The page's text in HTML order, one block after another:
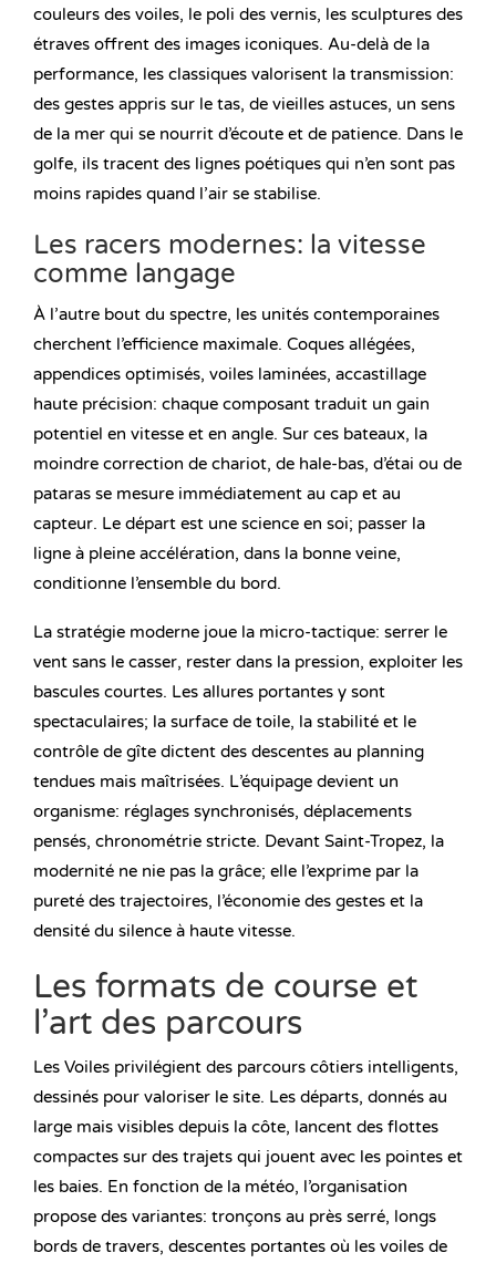
couleurs des voiles, le poli des vernis, les sculptures des
étraves offrent des images iconiques. Au-delà de la
performance, les classiques valorisent la transmission:
des gestes appris sur le tas, de vieilles astuces, un sens
de la mer qui se nourrit d’écoute et de patience. Dans le
golfe, ils tracent des lignes poétiques qui n’en sont pas
moins rapides quand l’air se stabilise.
Les racers modernes: la vitesse
comme langage
À l’autre bout du spectre, les unités contemporaines
cherchent l’efficience maximale. Coques allégées,
appendices optimisés, voiles laminées, accastillage
haute précision: chaque composant traduit un gain
potentiel en vitesse et en angle. Sur ces bateaux, la
moindre correction de chariot, de hale-bas, d’étai ou de
pataras se mesure immédiatement au cap et au
capteur. Le départ est une science en soi; passer la
ligne à pleine accélération, dans la bonne veine,
conditionne l’ensemble du bord.
La stratégie moderne joue la micro-tactique: serrer le
vent sans le casser, rester dans la pression, exploiter les
bascules courtes. Les allures portantes y sont
spectaculaires; la surface de toile, la stabilité et le
contrôle de gîte dictent des descentes au planning
tendues mais maîtrisées. L’équipage devient un
organisme: réglages synchronisés, déplacements
pensés, chronométrie stricte. Devant Saint-Tropez, la
modernité ne nie pas la grâce; elle l’exprime par la
pureté des trajectoires, l’économie des gestes et la
densité du silence à haute vitesse.
Les formats de course et
l’art des parcours
Les Voiles privilégient des parcours côtiers intelligents,
dessinés pour valoriser le site. Les départs, donnés au
large mais visibles depuis la côte, lancent des flottes
compactes sur des trajets qui jouent avec les pointes et
les baies. En fonction de la météo, l’organisation
propose des variantes: tronçons au près serré, longs
bords de travers, descentes portantes où les voiles de